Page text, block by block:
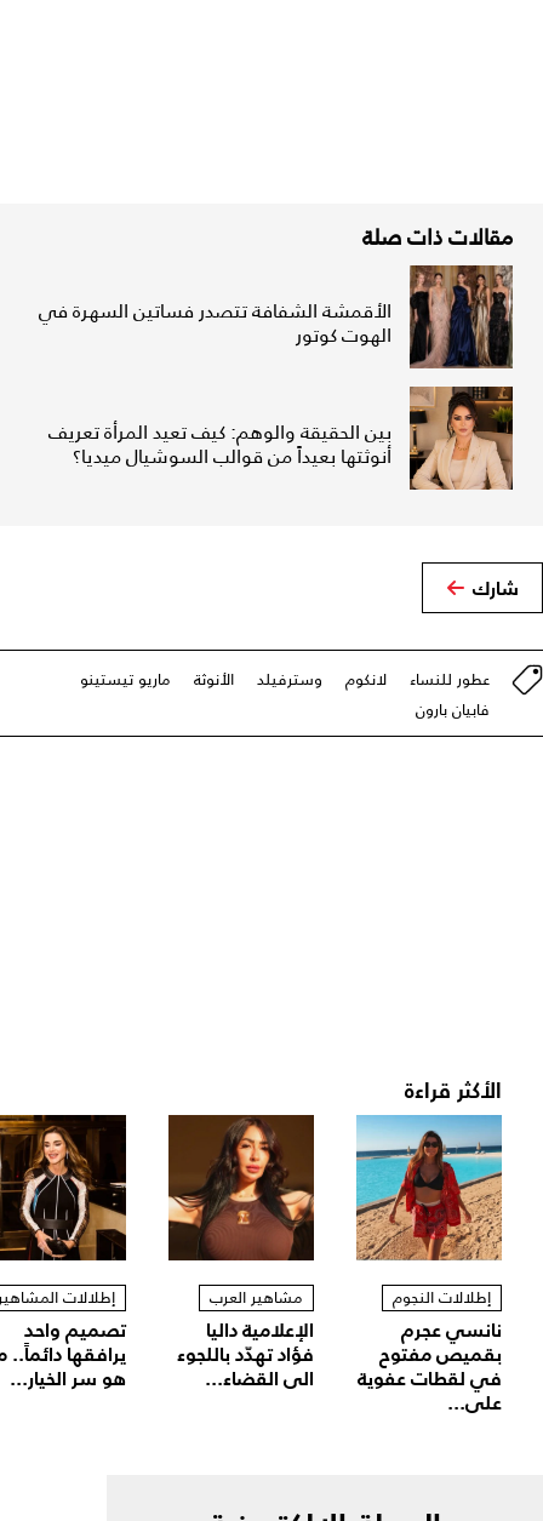
مقالات ذات صلة
الأقمشة الشفافة تتصدر فساتين السهرة في
الهوت كوتور
بين الحقيقة والوهم: كيف تعيد المرأة تعريف
أنوثتها بعيداً من قوالب السوشيال ميديا؟
شارك
عطور للنساء لانكوم وسترفيلد الأنوثة
ماريو تيستينو
فابيان بارون
الأكثر قراءة
إطلالات النجوم
نانسي عجرم
بقميص مفتوح
في لقطات عفوية
على...
مشاهير العرب
الإعلامية داليا
فؤاد تهدّد باللجوء
الى القضاء...
إطلالات
تصميم واحد
يرافقها دائماً..
هو سر الخيار...